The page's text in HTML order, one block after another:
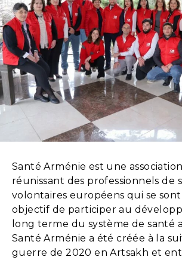
Santé Arménie est une association
réunissant des professionnels de
volontaires européens qui se
objectif de participer au
long terme du système de santé
Santé Arménie a été créée à la
guerre de 2020 en Artsakh et